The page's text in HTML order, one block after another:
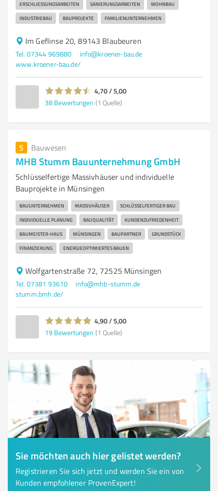
ERSCHLIESSUNGSARBEITEN SANIERUNGSARBEITEN WOHNBAU
INDUSTRIEBAU BAUPROJEKTE FAMILIENUNTERNEHMEN
Im Geflinse 20, 89143 Blaubeuren
Tel. 07344 969880
info@kroener-bau.de
www.kroener-bau.de/
4,70 / 5,00
38 Bewertungen (1 Quelle)
5 Bauwesen
MHB Stumm Bauunternehmung GmbH
Schlüsselfertige Massivhäuser und individuelle
Bauprojekte in Münsingen
BAUUNTERNEHMEN MASSIVHÄUSER SCHLÜSSELFERTIGER BAU
INDIVIDUELLE PLANUNG BAUQUALITÄT KUNDENZUFRIEDENHEIT
BAUMEISTER-HAUS MÜNSINGEN BAUPARTNER GRUNDSTÜCK
FINANZIERUNG ENERGIEOPTIMIERTES BAUEN
Wolfgartenstraße 72, 72525 Münsingen
Tel. 07381 93610
info@mhb-stumm.de
stumm.bmh.de/
4,90 / 5,00
19 Bewertungen (1 Quelle)
Sie möchten auch hier gelistet werden?
Registrieren Sie sich jetzt und werden Sie ein von
Kunden empfohlener ProvenExpert!